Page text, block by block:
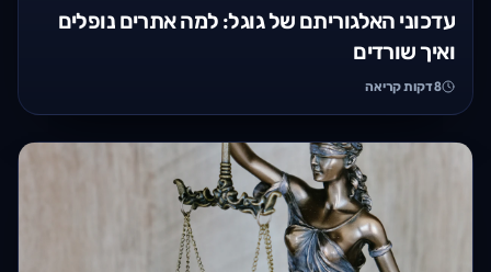
עדכוני האלגוריתם של גוגל: למה אתרים נופלים
ואיך שורדים
8דקות קריאה